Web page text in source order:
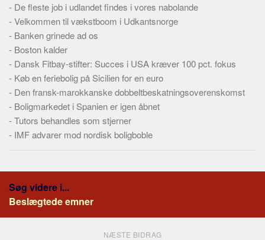
Personer
Steder
Kilder
Om
Webstedet
Forhistorien
Redigering
Hjælp
- De fleste job i udlandet findes i vores nabolande
-Velkommen til vækstboom i Udkantsnorge
- Banken grinede ad os
- Boston kalder
- Dansk Fitbay-stifter: Succes i USA kræver 100 pct. fokus
- Køb en feriebolig på Sicilien for en euro
- Den fransk-marokkanske dobbeltbeskatningsoverenskomst
- Boligmarkedet i Spanien er igen åbnet
-Tutors behandles som stjerner
- IMF advarer mod nordisk boligboble
Søg videre i...
Beslægtede emner
NÆSTE BIDRAG